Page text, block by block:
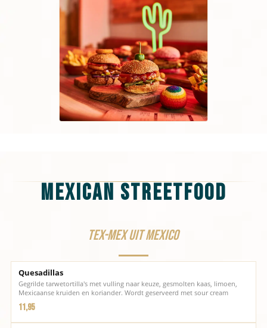
Mexican Streetfood
TEX-MEX uit Mexico
Quesadillas
Gegrilde tarwetortilla's met vulling naar keuze, gesmolten kaas, limoen,
Mexicaanse kruiden en koriander. Wordt geserveerd met sour cream
11,95